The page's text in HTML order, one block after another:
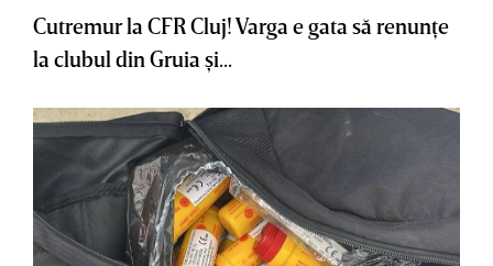
Cutremur la CFR Cluj! Varga e gata să renunţe
la clubul din Gruia şi...